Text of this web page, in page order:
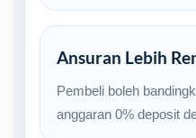
Ansuran Lebih
Pembeli boleh
anggaran 0% deposit